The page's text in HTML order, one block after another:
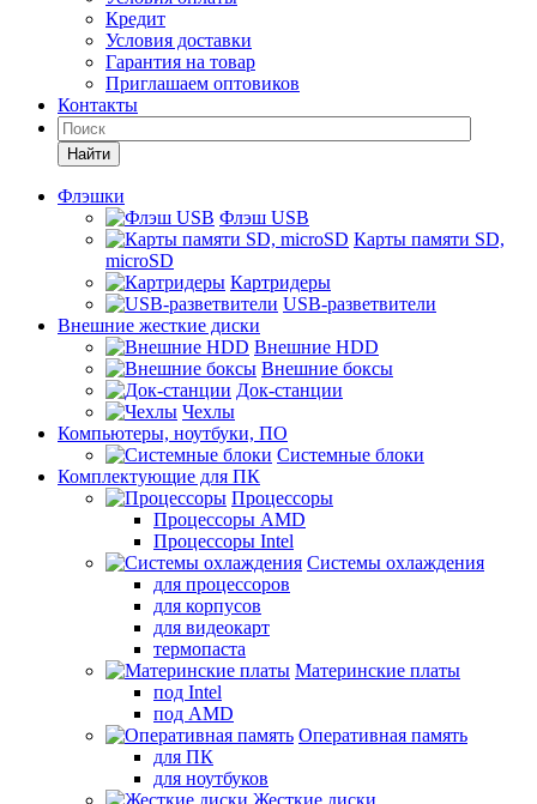
Кредит
Условия доставки
Гарантия на товар
Приглашаем оптовиков
Контакты
Найти
Флэшки
Флэш USB
Карты памяти SD,
microSD
Картридеры
USB-разветвители
Внешние жесткие диски
Внешние HDD
Внешние боксы
Док-станции
Чехлы
Компьютеры, ноутбуки, ПО
Системные блоки
Комплектующие для ПК
Процессоры
Процессоры AMD
Процессоры Intel
Системы охлаждения
для процессоров
для корпусов
для видеокарт
термопаста
Материнские платы
под Intel
под AMD
Оперативная память
для ПК
для ноутбуков
Жесткие диски